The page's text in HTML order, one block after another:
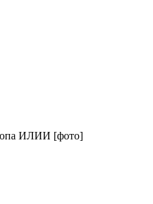
ИЛИИ [фото]